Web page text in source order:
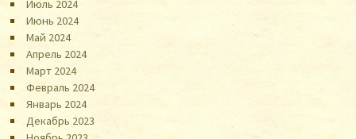
Июль 2024
Июнь 2024
Май 2024
Апрель 2024
Март 2024
Февраль 2024
Январь 2024
Декабрь 2023